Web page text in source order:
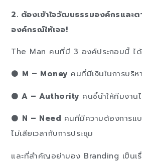
2. ต้องเข้าใจวัฒนธรรมองค์กรและต
องค์กรณ์ให้เจอ!
The Man คนที่มี 3 องค์ประกอบนี้ ไ
⚫ M – Money คนที่มีเงินในการบริห
⚫ A – Authority คนชี้นำให้ทีมงาน
⚫ N – Need คนที่มีความต้องการแ
ไม่เสียเวลากับการประชุม
และที่สำคัญอย่ามอง Branding เป็นเ